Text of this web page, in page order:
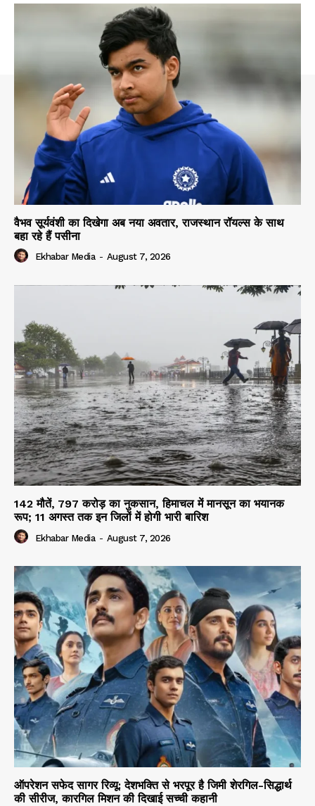
वैभव सूर्यवंशी का दिखेगा अब नया अवतार, राजस्थान रॉयल्स के साथ
बहा रहे हैं पसीना
Ekhabar Media - August 7, 2026
142 मौतें, 797 करोड़ का नुकसान, हिमाचल में मानसून का भयानक
रूप; 11 अगस्त तक इन जिलों में होगी भारी बारिश
Ekhabar Media - August 7, 2026
ऑपरेशन सफेद सागर रिव्यू: देशभक्ति से भरपूर है जिमी शेरगिल-सिद्धार्थ
की सीरीज, कारगिल मिशन की दिखाई सच्ची कहानी